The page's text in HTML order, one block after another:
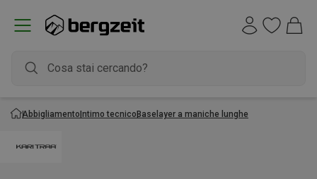
AbbigliamentoIntimo tecnicoBaselayer a maniche lunghe